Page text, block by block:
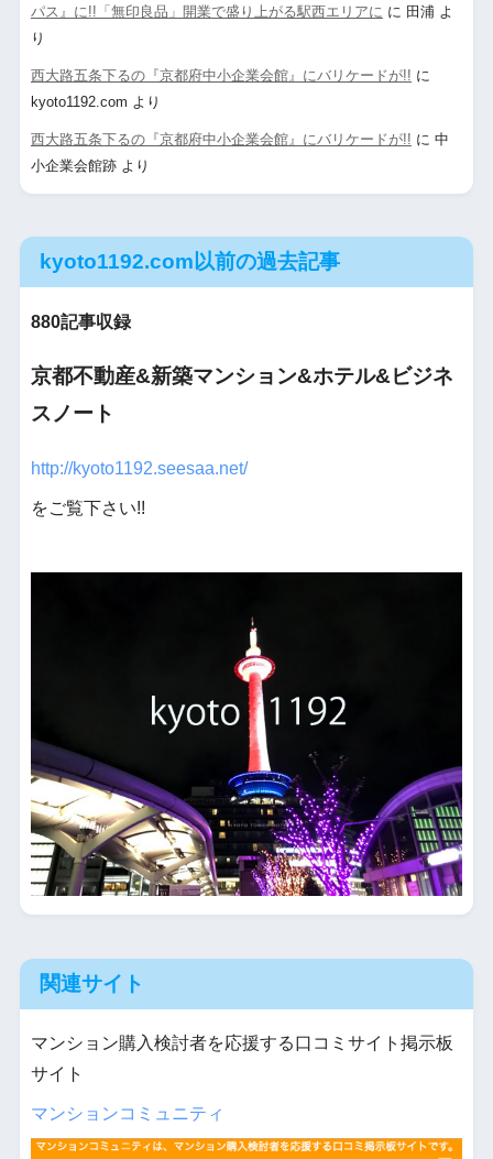
パス』に!!「無印良品」開業で盛り上がる駅西エリアに に 田浦よ
り
西大路五条下るの『京都府中小企業会館』にバリケードが!! に
kyoto1192.com より
西大路五条下るの『京都府中小企業会館』にバリケードが!! に 中
小企業会館跡より
kyoto1192.com以前の過去記事
880記事収録
京都不動産&新築マンション&ホテル&ビジネ
スノート
http://kyoto1192.seesaa.net/
をご覧下さい!!
関連サイト
マンション購入検討者を応援する口コミサイト掲示板
サイト
マンションコミュニティ